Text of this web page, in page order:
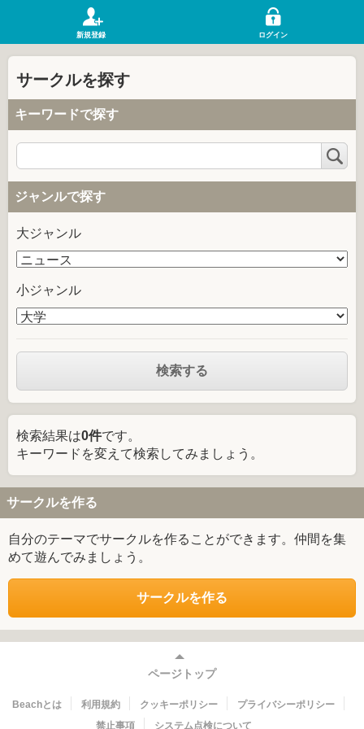
新規登録 ログイン
サークルを探す
キーワードで探す
ジャンルで探す
大ジャンル
小ジャンル
検索結果は0件です。
キーワードを変えて検索してみましょう。
サークルを作る
自分のテーマでサークルを作ることができます。仲間を集
めて遊んでみましょう。
サークルを作る
ページトップ
Beachとは 利用規約 クッキーポリシー
プライバシーポリシー
禁止事項
システム点検について